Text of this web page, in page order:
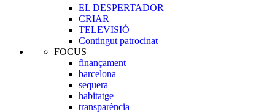
EL DESPERTADOR
CRIAR
TELEVISIÓ
Contingut patrocinat
FOCUS
finançament
barcelona
sequera
habitatge
transparència